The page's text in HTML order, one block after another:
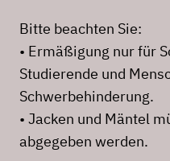
Bitte beachten Sie:
• Ermäßigung nur für
Studierende und
Schwerbehinderung.
• Jacken und Mäntel
abgegeben werden.